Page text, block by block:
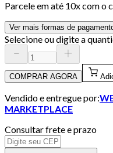
Parcele em até 10x com o
Ver mais formas de
Selecione ou digite a
COMPRAR AGORA
Vendido e entregue por:
MARKETPLACE
Consultar frete e prazo